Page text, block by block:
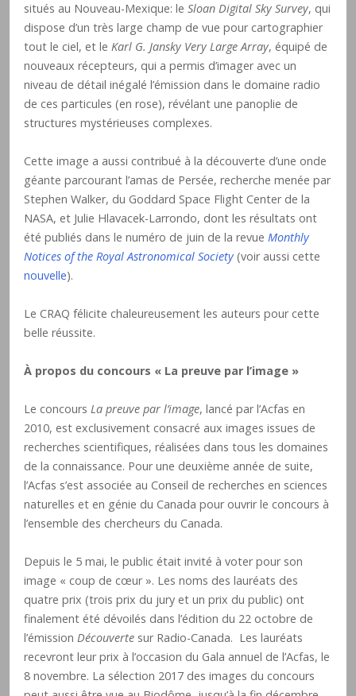
situés au Nouveau-Mexique: le Sloan Digital Sky Survey, qui
dispose d’un très large champ de vue pour cartographier
tout le ciel, et le Karl G. Jansky Very Large Array, équipé de
nouveaux récepteurs, qui a permis d’imager avec un
niveau de détail inégalé l’émission dans le domaine radio
de ces particules (en rose), révélant une panoplie de
structures mystérieuses complexes.
Cette image a aussi contribué à la découverte d’une onde
géante parcourant l’amas de Persée, recherche menée par
Stephen Walker, du Goddard Space Flight Center de la
NASA, et Julie Hlavacek-Larrondo, dont les résultats ont
été publiés dans le numéro de juin de la revue Monthly
Notices of the Royal Astronomical Society (voir aussi cette
nouvelle).
Le CRAQ félicite chaleureusement les auteurs pour cette
belle réussite.
À propos du concours « La preuve par l’image »
Le concours La preuve par l’image, lancé par l’Acfas en
2010, est exclusivement consacré aux images issues de
recherches scientifiques, réalisées dans tous les domaines
de la connaissance. Pour une deuxième année de suite,
l’Acfas s’est associée au Conseil de recherches en sciences
naturelles et en génie du Canada pour ouvrir le concours à
l’ensemble des chercheurs du Canada.
Depuis le 5 mai, le public était invité à voter pour son
image « coup de cœur ». Les noms des lauréats des
quatre prix (trois prix du jury et un prix du public) ont
finalement été dévoilés dans l’édition du 22 octobre de
l’émission Découverte sur Radio-Canada. Les lauréats
recevront leur prix à l’occasion du Gala annuel de l’Acfas, le
8 novembre. La sélection 2017 des images du concours